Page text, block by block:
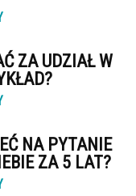
ZA UDZIAŁ W
NA PYTANIE
ZA 5 LAT?